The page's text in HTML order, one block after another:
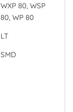
WXP 80, WSP
80, WP 80
LT
SMD